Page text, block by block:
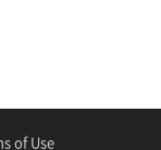
of Use